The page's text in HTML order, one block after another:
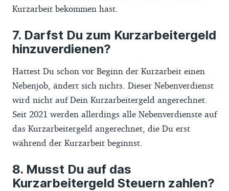
Kurzarbeit bekommen hast.
Darfst Du zum Kurzarbeitergeld
hinzuverdienen?
Hattest Du schon vor Beginn der Kurzarbeit einen
Nebenjob, ändert sich nichts. Dieser Nebenverdienst
wird nicht auf Dein Kurzarbeitergeld angerechnet.
Seit 2021 werden allerdings alle Nebenverdienste auf
das Kurzarbeitergeld angerechnet, die Du erst
während der Kurzarbeit beginnst.
Musst Du auf das
Kurzarbeitergeld Steuern zahlen?